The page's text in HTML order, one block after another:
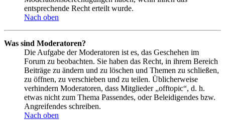
entsprechende Recht erteilt wurde.
Nach oben
Was sind Moderatoren?
Die Aufgabe der Moderatoren ist es, das Geschehen im
Forum zu beobachten. Sie haben das Recht, in ihrem Bereich
Beiträge zu ändern und zu löschen und Themen zu schließen,
zu öffnen, zu verschieben und zu teilen. Üblicherweise
verhindern Moderatoren, dass Mitglieder „offtopic“, d. h.
etwas nicht zum Thema Passendes, oder Beleidigendes bzw.
Angreifendes schreiben.
Nach oben